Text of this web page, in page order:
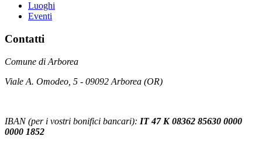
Luoghi
Eventi
Contatti
Comune di Arborea
Viale A. Omodeo, 5 - 09092 Arborea (OR)
IBAN (per i vostri bonifici bancari): IT 47 K 08362 85630 0000
0000 1852